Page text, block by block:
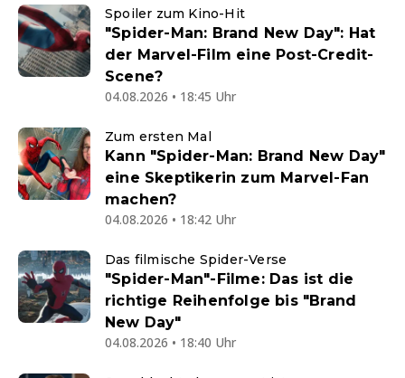
Spoiler zum Kino-Hit
"Spider-Man: Brand New Day": Hat
der Marvel-Film eine Post-Credit-
Scene?
04.08.2026 • 18:45 Uhr
Zum ersten Mal
Kann "Spider-Man: Brand New Day"
eine Skeptikerin zum Marvel-Fan
machen?
04.08.2026 • 18:42 Uhr
Das filmische Spider-Verse
"Spider-Man"-Filme: Das ist die
richtige Reihenfolge bis "Brand
New Day"
04.08.2026 • 18:40 Uhr